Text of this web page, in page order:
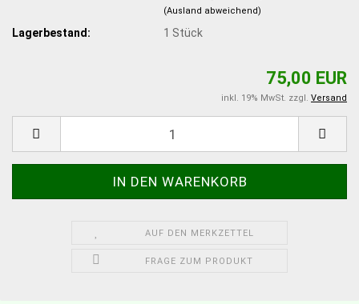
(Ausland abweichend)
Lagerbestand: 1 Stück
75,00 EUR
inkl. 19% MwSt. zzgl. Versand
AUF DEN MERKZETTEL
FRAGE ZUM PRODUKT